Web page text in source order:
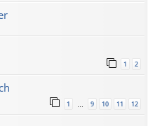
1 2
1 9 10 11 12